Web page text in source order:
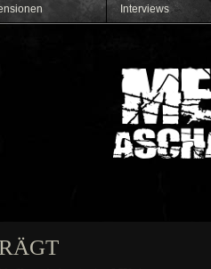
Interviews